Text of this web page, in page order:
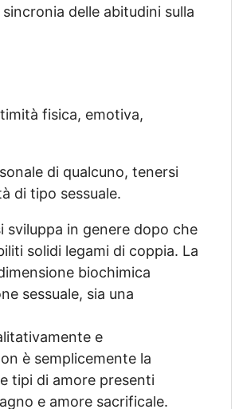
delle abitudini sulla
fisica, emotiva,
di qualcuno, tenersi
di tipo sessuale.
sviluppa in genere dopo che
solidi legami di coppia. La
biochimica
sessuale, sia una
e
è semplicemente la
tipi di amore presenti
e amore sacrificale.